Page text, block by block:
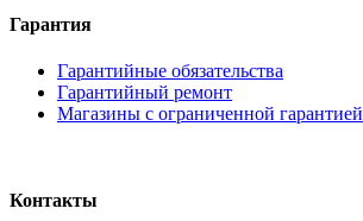
Гарантия
Гарантийные обязательства
Гарантийный ремонт
Магазины с ограниченной гарантией
Контакты